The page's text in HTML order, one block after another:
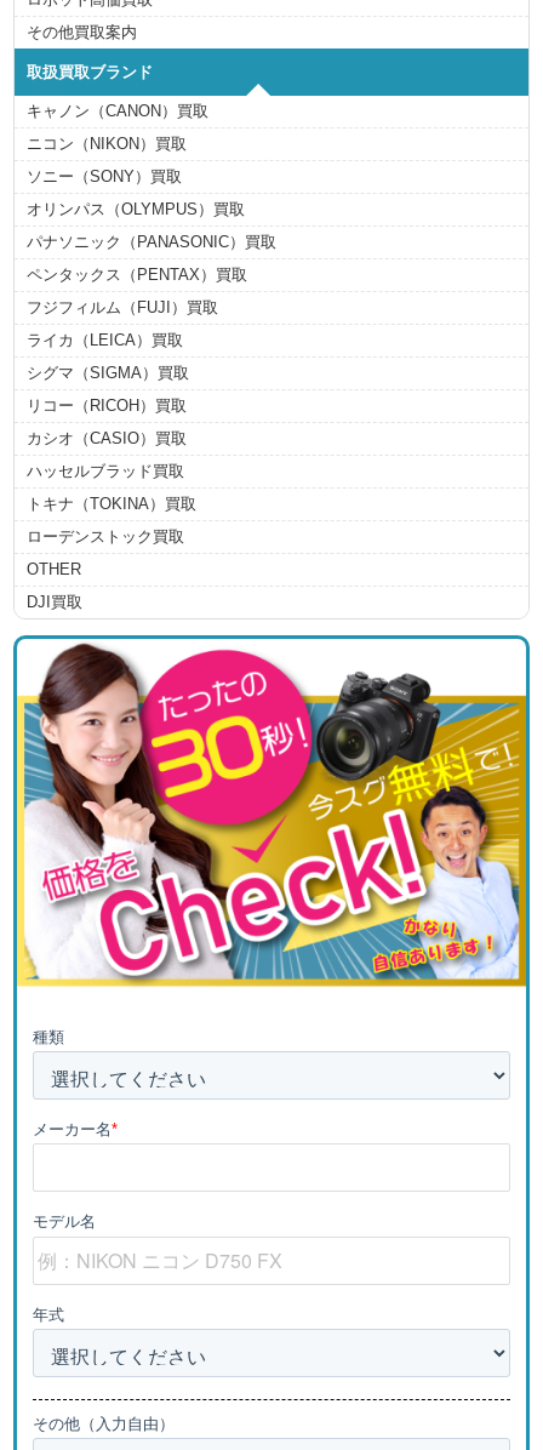
その他買取案内
取扱買取ブランド
キャノン（CANON）買取
ニコン（NIKON）買取
ソニー（SONY）買取
オリンパス（OLYMPUS）買取
パナソニック（PANASONIC）買取
ペンタックス（PENTAX）買取
フジフィルム（FUJI）買取
ライカ（LEICA）買取
シグマ（SIGMA）買取
リコー（RICOH）買取
カシオ（CASIO）買取
ハッセルブラッド買取
トキナ（TOKINA）買取
ローデンストック買取
OTHER
DJI買取
種類
メーカー名*
モデル名
年式
その他（入力自由）